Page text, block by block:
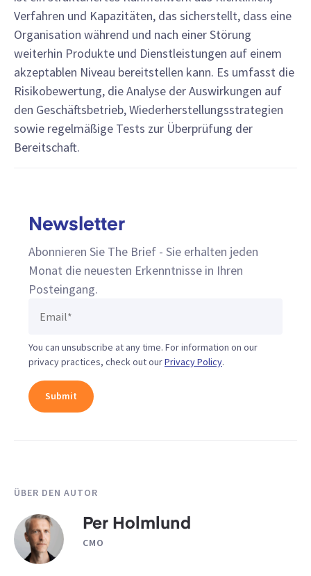
Verfahren und Kapazitäten, das sicherstellt, dass eine
Organisation während und nach einer Störung
weiterhin Produkte und Dienstleistungen auf einem
akzeptablen Niveau bereitstellen kann. Es umfasst die
Risikobewertung, die Analyse der Auswirkungen auf
den Geschäftsbetrieb, Wiederherstellungsstrategien
sowie regelmäßige Tests zur Überprüfung der
Bereitschaft.
Newsletter
Abonnieren Sie The Brief - Sie erhalten jeden
Monat die neuesten Erkenntnisse in Ihren
Posteingang.
You can unsubscribe at any time. For information on our
privacy practices, check out ourPrivacy Policy.
ÜBER DEN AUTOR
Per Holmlund
CMO